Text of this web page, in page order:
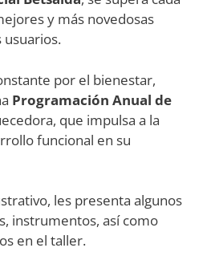
y más novedosas
usuarios.
por el bienestar,
Programación Anual de
que impulsa a la
funcional en su
les presenta algunos
instrumentos, así como
en el taller.